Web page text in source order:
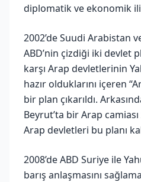
diplomatik ve ekonomik
2002’de Suudi Arabistan
ABD’nin çizdiği iki devlet
karşı Arap devletlerinin
hazır olduklarını içeren
bir plan çıkarıldı.
Beyrut’ta bir Arap
Arap devletleri bu planı
2008’de ABD Suriye ile
barış anlaşmasını